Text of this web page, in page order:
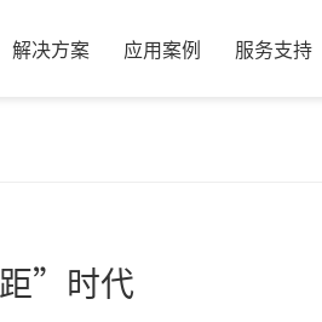
解决方案 应用案例 服务支持
”时代